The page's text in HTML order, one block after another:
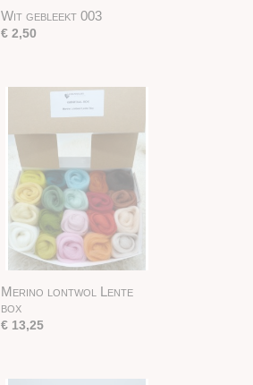
Wit gebleekt 003
€ 2,50
Merino lontwol Lente
box
€ 13,25